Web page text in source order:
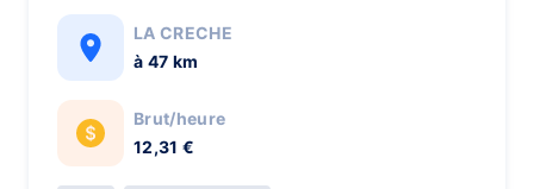
LA CRECHE
à 47 km
Brut/heure
12,31 €